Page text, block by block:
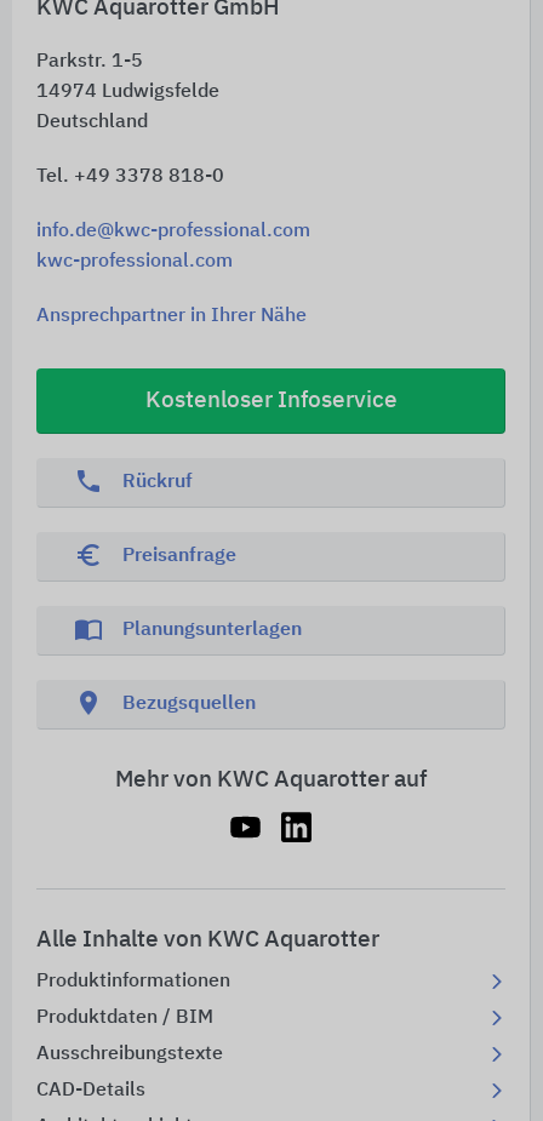
KWC Aquarotter GmbH
Parkstr. 1-5
14974 Ludwigsfelde
Deutschland
Tel. +49 3378 818-0
info.de@kwc-professional.com
kwc-professional.com
Ansprechpartner in Ihrer Nähe
Kostenloser Infoservice
phone Rückruf
euro_symbol Preisanfrage
import_contacts Planungsunterlagen
location_on Bezugsquellen
Mehr von KWC Aquarotter auf
Alle Inhalte von KWC Aquarotter
Produktinformationen
Produktdaten / BIM
Ausschreibungstexte
CAD-Details